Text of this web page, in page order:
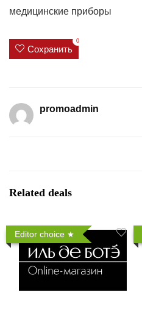
медицинские приборы
Сохранить
0
promoadmin
Related deals
Editor choice